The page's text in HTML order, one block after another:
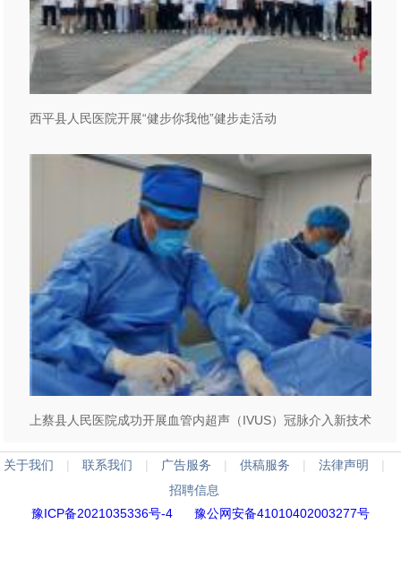
西平县人民医院开展“健步你我他”健步走活动
上蔡县人民医院成功开展血管内超声（IVUS）冠脉介入新技术
关于我们 | 联系我们 | 广告服务 | 供稿服务 | 法律声明
|
招聘信息
豫ICP备2021035336号-4
豫公网安备41010402003277号